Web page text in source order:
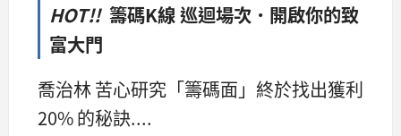
HOT!! 籌碼K線 巡迴場次．開啟你的致
富大門
喬治林 苦心研究「籌碼面」 終於找出獲利
20% 的秘訣....